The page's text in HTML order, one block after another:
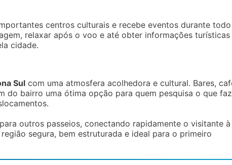
centros culturais e recebe eventos durante
relaxar após o voo e até obter informações turísticas
cidade.
Sul com uma atmosfera acolhedora e cultural. Bares,
do bairro uma ótima opção para quem pesquisa o que
outros passeios, conectando rapidamente o visitante à
segura, bem estruturada e ideal para o primeiro